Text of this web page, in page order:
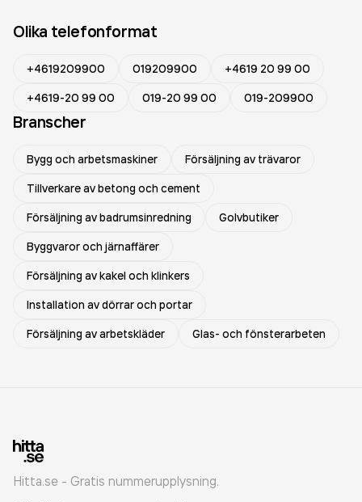
Olika telefonformat
+4619209900 019209900
+4619 20 99 00
+4619-20 99 00
019-20 99 00 019-209900
Branscher
Bygg och arbetsmaskiner
Försäljning av trävaror
Tillverkare av betong och cement
Försäljning av badrumsinredning
Golvbutiker
Byggvaror och järnaffärer
Försäljning av kakel och klinkers
Installation av dörrar och portar
Försäljning av arbetskläder
Glas- och fönsterarbeten
Hitta.se - Gratis nummerupplysning.